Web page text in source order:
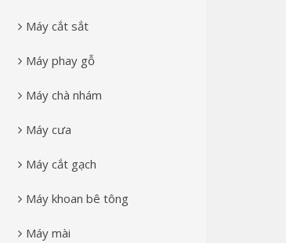
Máy cắt sắt
Máy phay gỗ
Máy chà nhám
Máy cưa
Máy cắt gạch
Máy khoan bê tông
Máy mài